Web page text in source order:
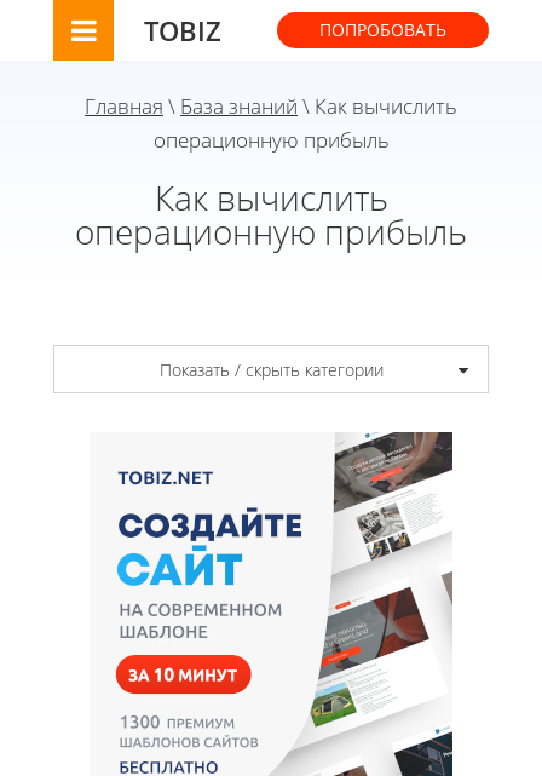
TOBIZ ПОПРОБОВАТЬ
Главная \ База знаний \ Как вычислить
операционную прибыль
Как вычислить
операционную прибыль
Показать / скрыть категории